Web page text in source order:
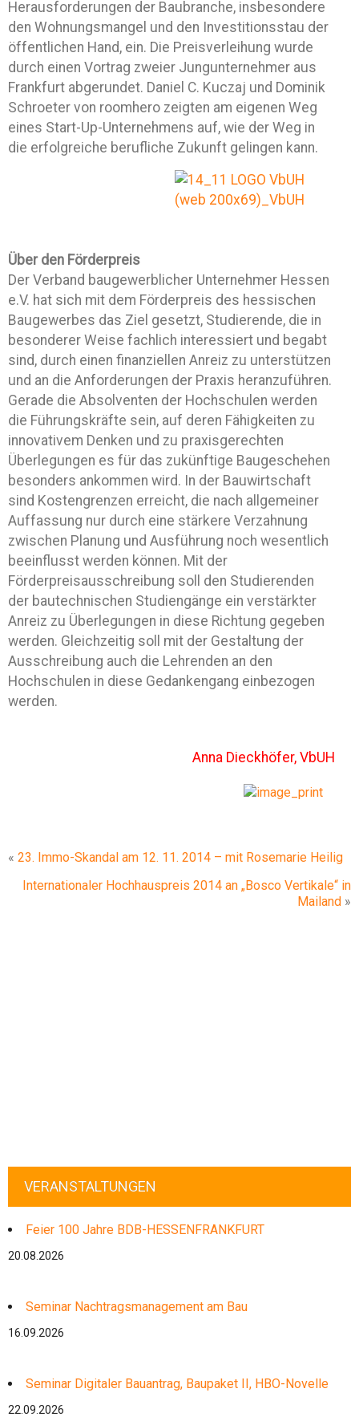
Herausforderungen der Baubranche, insbesondere
den Wohnungsmangel und den Investitionsstau der
öffentlichen Hand, ein. Die Preisverleihung wurde
durch einen Vortrag zweier Jungunternehmer aus
Frankfurt abgerundet. Daniel C. Kuczaj und Dominik
Schroeter von roomhero zeigten am eigenen Weg
eines Start-Up-Unternehmens auf, wie der Weg in
die erfolgreiche berufliche Zukunft gelingen kann.
Über den Förderpreis
Der Verband baugewerblicher Unternehmer Hessen
e.V. hat sich mit dem Förderpreis des hessischen
Baugewerbes das Ziel gesetzt, Studierende, die in
besonderer Weise fachlich interessiert und begabt
sind, durch einen finanziellen Anreiz zu unterstützen
und an die Anforderungen der Praxis heranzuführen.
Gerade die Absolventen der Hochschulen werden
die Führungskräfte sein, auf deren Fähigkeiten zu
innovativem Denken und zu praxisgerechten
Überlegungen es für das zukünftige Baugeschehen
besonders ankommen wird. In der Bauwirtschaft
sind Kostengrenzen erreicht, die nach allgemeiner
Auffassung nur durch eine stärkere Verzahnung
zwischen Planung und Ausführung noch wesentlich
beeinflusst werden können. Mit der
Förderpreisausschreibung soll den Studierenden
der bautechnischen Studiengänge ein verstärkter
Anreiz zu Überlegungen in diese Richtung gegeben
werden. Gleichzeitig soll mit der Gestaltung der
Ausschreibung auch die Lehrenden an den
Hochschulen in diese Gedankengang einbezogen
werden.
Anna Dieckhöfer, VbUH
« 23. Immo-Skandal am 12. 11. 2014 – mit Rosemarie Heilig
Internationaler Hochhauspreis 2014 an „Bosco Vertikale“ in
Mailand »
VERANSTALTUNGEN
Feier 100 Jahre BDB-HESSENFRANKFURT
20.08.2026
Seminar Nachtragsmanagement am Bau
16.09.2026
Seminar Digitaler Bauantrag, Baupaket II, HBO-Novelle
22.09.2026